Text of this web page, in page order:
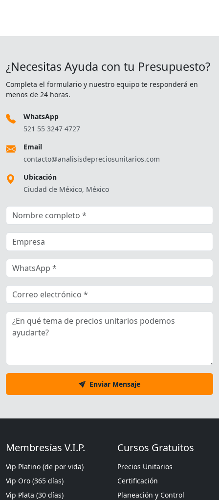
¿Necesitas Ayuda con tu Presupuesto?
Completa el formulario y nuestro equipo te responderá en
menos de 24 horas.
WhatsApp
521 55 3247 4727
Email
contacto@analisisdepreciosunitarios.com
Ubicación
Ciudad de México, México
Enviar Mensaje
Membresías V.I.P.
Vip Platino (de por vida)
Vip Oro (365 días)
Vip Plata (30 días)
Cursos Gratuitos
Precios Unitarios
Certificación
Planeación y Control